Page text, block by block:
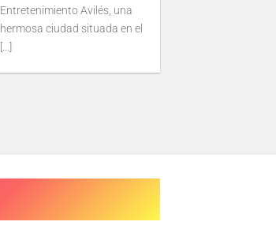
Entretenimiento Avilés, una
hermosa ciudad situada en el
[...]